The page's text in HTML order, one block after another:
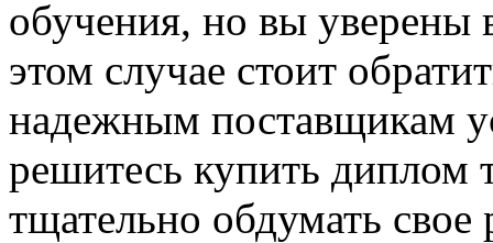
обучения, но вы уверены
этом случае стоит
надежным поставщикам
решитесь купить диплом
тщательно обдумать